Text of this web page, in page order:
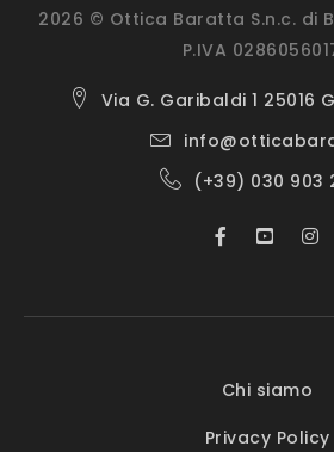
2026 © Ottica Baratta S.n.c. di
P.IVA
Via G. Garibaldi 1 25016
(+39) 030 903
Chi siamo
Privacy Policy